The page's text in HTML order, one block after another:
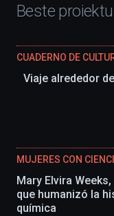
Beste
CUADERNO DE
Viaje alrededor
MUJERES CON
Mary Elvira
que humanizó la
química